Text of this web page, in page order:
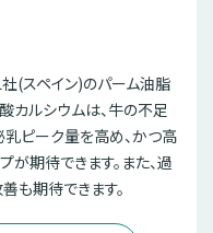
(スペイン)のパーム油脂
カルシウムは、牛の不足
乳ピーク量を高め、かつ高
期待できます。また、過
も期待できます。